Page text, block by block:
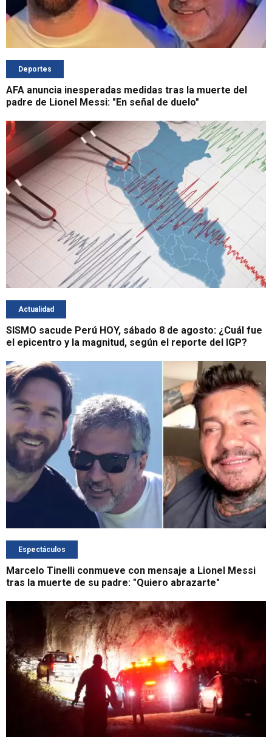
Deportes
AFA anuncia inesperadas medidas tras la muerte del
padre de Lionel Messi: "En señal de duelo"
Actualidad
SISMO sacude Perú HOY, sábado 8 de agosto: ¿Cuál fue
el epicentro y la magnitud, según el reporte del IGP?
Espectáculos
Marcelo Tinelli conmueve con mensaje a Lionel Messi
tras la muerte de su padre: "Quiero abrazarte"